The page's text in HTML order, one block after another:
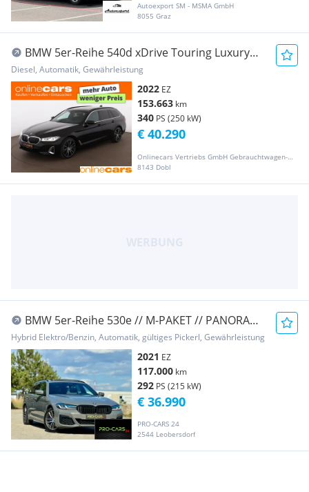
Autoexport SM - MSMA GmbH
8055 Graz
BMW 5er-Reihe 540d xDrive Touring Luxury
Line Aut LED SKY AHK
Diesel, Automatik, Gewährleistung
2022 EZ
153.663 km
340 PS (250 kW)
Onlinecars Vertriebs GmbH Gebrauchtwagen-Outlet  Werkstätte  Spenglerei  Lackiererei
8143 Dobl
€ 40.290
BMW 5er-Reihe 530e // M-PAKET // PANORAMA
// GARANTIE // LASE...
Hybrid Elektro/Benzin, Automatik, gültiges Pickerl, Gewährleistung
2021 EZ
117.000 km
292 PS (215 kW)
PRO-CARS 24
2544 Leobersdorf
€ 36.990